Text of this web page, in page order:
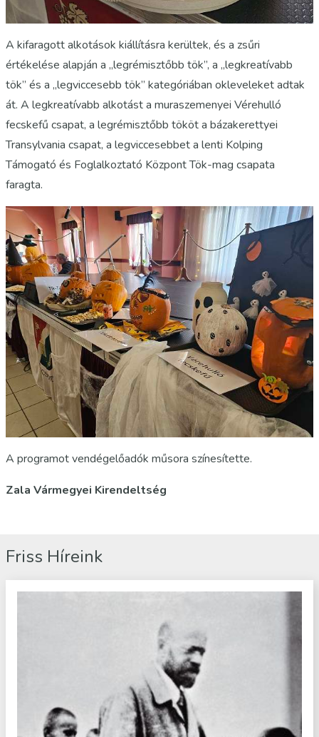
A kifaragott alkotások kiállításra kerültek, és a zsűri
értékelése alapján a „legrémisztőbb tök”, a „legkreatívabb
tök” és a „legviccesebb tök” kategóriában okleveleket adtak
át. A legkreatívabb alkotást a muraszemenyei Vérehulló
fecskefű csapat, a legrémisztőbb tököt a bázakerettyei
Transylvania csapat, a legviccesebbet a lenti Kolping
Támogató és Foglalkoztató Központ Tök-mag csapata
faragta.
A programot vendégelőadók műsora színesítette.
Zala Vármegyei Kirendeltség
Friss Híreink